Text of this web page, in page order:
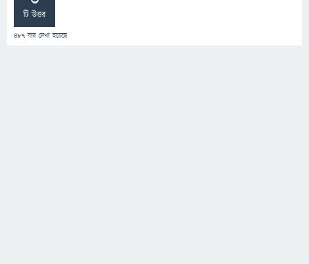
টি উত্তর
487 বার দেখা হয়েছে